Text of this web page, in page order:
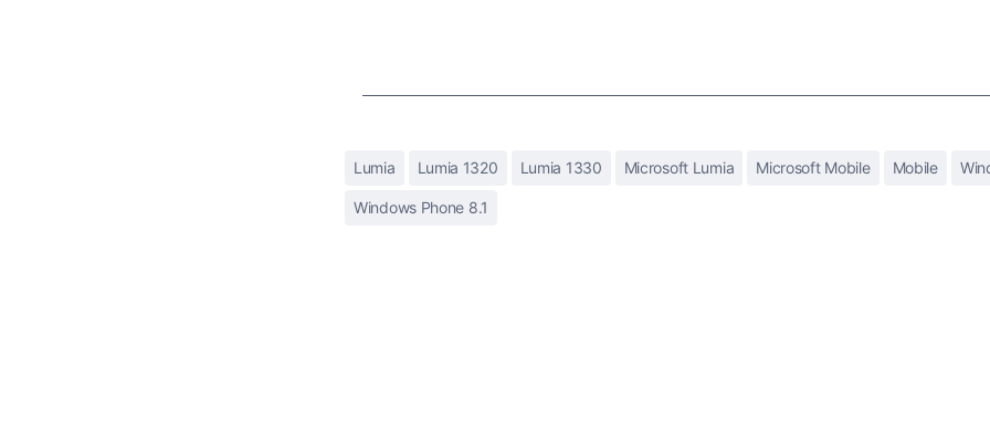
Lumia Lumia 1320 Lumia 1330 Microsoft Lumia Microsoft Mobile Mobile
Windows Phone 8.1